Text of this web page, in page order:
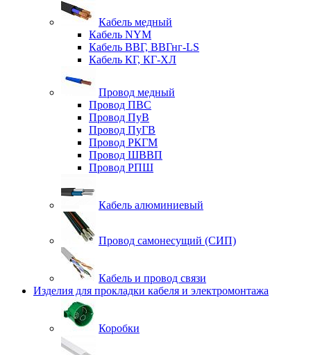
Кабель медный
Кабель NYM
Кабель ВВГ, ВВГнг-LS
Кабель КГ, КГ-ХЛ
Провод медный
Провод ПВС
Провод ПуВ
Провод ПуГВ
Провод РКГМ
Провод ШВВП
Провод РПШ
Кабель алюминиевый
Провод самонесущий (СИП)
Кабель и провод связи
Изделия для прокладки кабеля и электромонтажа
Коробки